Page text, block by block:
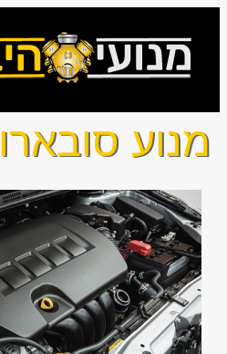
מנוע סובארו B3 מחיר